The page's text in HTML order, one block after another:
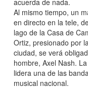
acuerda de nada.
Al mismo tiempo, un
en directo en la tele,
lago de la Casa de
Ortiz, presionado por
ciudad, se verá
hombre, Axel Nash.
lidera una de las
musical nacional.